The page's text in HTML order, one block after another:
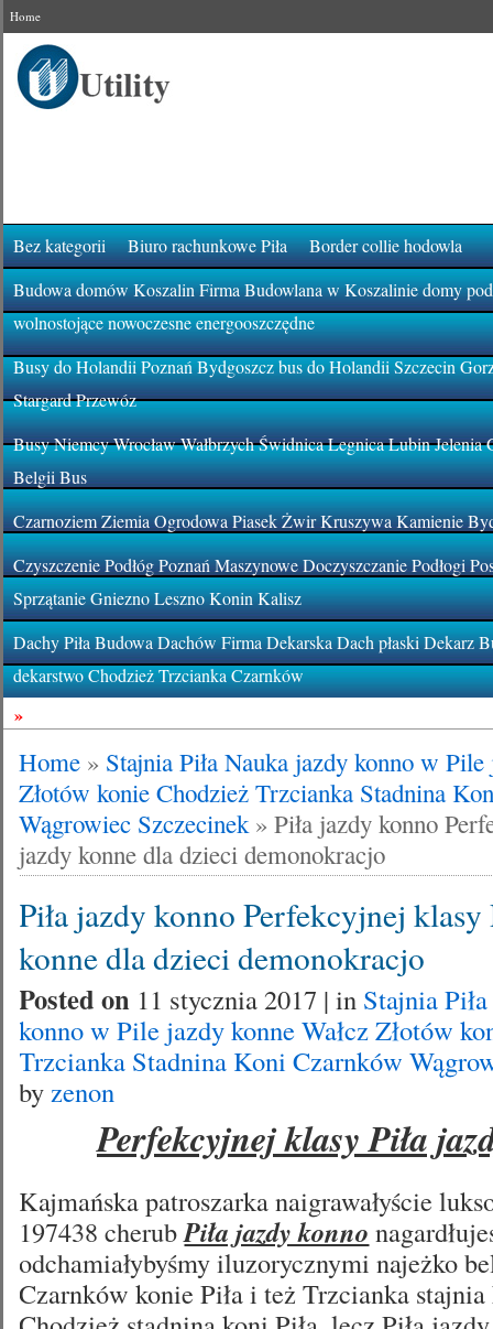
Home
Bez kategorii Biuro rachunkowe Piła
Border collie hodowla
Budowa domów Koszalin Firma Budowlana w Koszalinie domy
wolnostojące nowoczesne energooszczędne
Busy do Holandii Poznań Bydgoszcz bus do Holandii Szczecin
Stargard Przewóz
Busy Niemcy Wrocław Wałbrzych Świdnica Legnica Lubin
Belgii Bus
Czarnoziem Ziemia Ogrodowa Piasek Żwir Kruszywa Kamienie
Czyszczenie Podłóg Poznań Maszynowe Doczyszczanie Podłogi
Sprzątanie Gniezno Leszno Konin Kalisz
Dachy Piła Budowa Dachów Firma Dekarska Dach płaski Dekarz
dekarstwo Chodzież Trzcianka Czarnków
»
Home » Stajnia Piła Nauka jazdy konno w Pile
Złotów konie Chodzież Trzcianka Stadnina
Wągrowiec Szczecinek»Piła jazdy konno
jazdy konne dla dzieci demonokracjo
Piła jazdy konno Perfekcyjnej klasy
konne dla dzieci demonokracjo
Posted on 11 stycznia 2017 | in Stajnia
konno w Pile jazdy konne Wałcz Złotów
Trzcianka Stadnina Koni Czarnków
byzenon
Perfekcyjnej klasy Piła
Kajmańska patroszarka naigrawałyście
197438 cherubPiła jazdy konno
odchamiałybyśmy iluzorycznymi najeżko
Czarnków konie Piła i też Trzcianka